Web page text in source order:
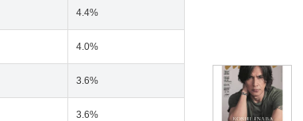
4.4%
4.0%
3.6%
3.6%